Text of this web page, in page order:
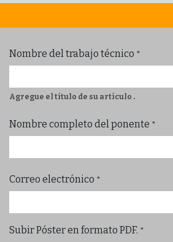
Nombre del trabajo técnico *
Agregue el título de su artículo .
Nombre completo del ponente *
Correo electrónico *
Subir Póster en formato PDF. *